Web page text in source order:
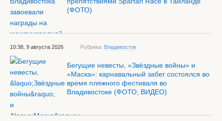
(ФОТО)
10:38, 9 августа 2026 Рубрика: Владивосток
Бегущие невесты, «Звёздные войны» и
«Маска»: карнавальный забег состоялся во
время пляжного фестиваля во
Владивостоке (ФОТО; ВИДЕО)